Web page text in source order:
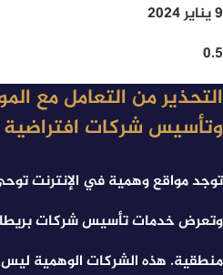
9 يناير 2024
التحذير من التعامل مع
وتأسيس شركات افتراضية
توجد مواقع وهمیة ﻓﻲ الإنترنت
وتعرض خدمات تأسیس شرکات
منطقیة. هذه الشرکات الوهمیة